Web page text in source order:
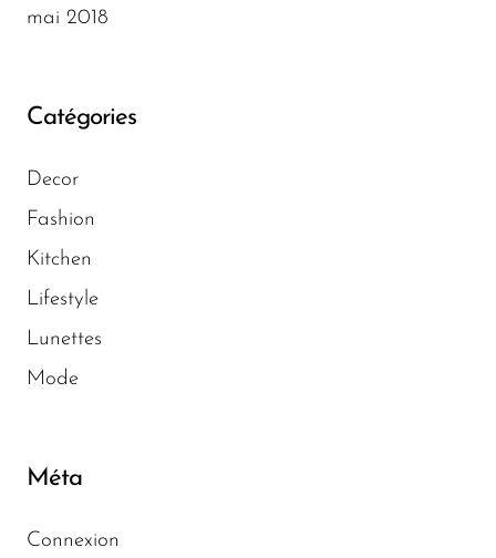
mai 2018
Catégories
Decor
Fashion
Kitchen
Lifestyle
Lunettes
Mode
Méta
Connexion